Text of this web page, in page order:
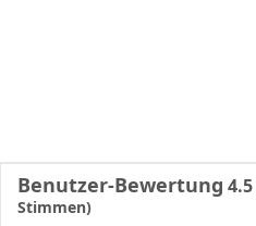
Benutzer-Bewertung 4.5
Stimmen)